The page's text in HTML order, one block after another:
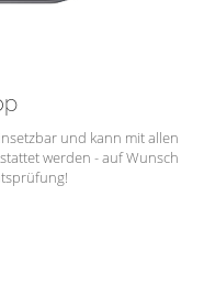
und kann mit allen
werden - auf Wunsch